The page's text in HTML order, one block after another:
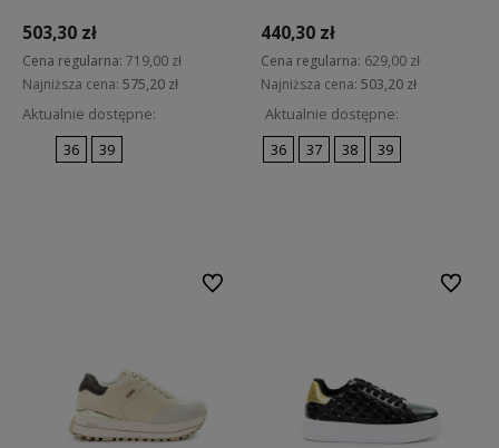
503,30 zł
Cena regularna: 719,00 zł
Najniższa cena: 575,20 zł
Aktualnie dostępne:
36
39
440,30 zł
Cena regularna: 629,00 zł
Najniższa cena: 503,20 zł
Aktualnie dostępne:
36
37 38 39
Do ulubionych Do